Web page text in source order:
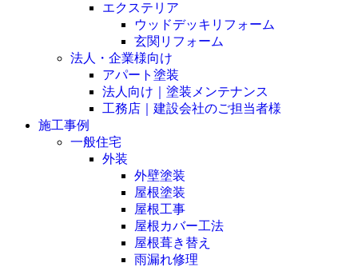
エクステリア
ウッドデッキリフォーム
玄関リフォーム
法人・企業様向け
アパート塗装
法人向け｜塗装メンテナンス
工務店｜建設会社のご担当者様
施工事例
一般住宅
外装
外壁塗装
屋根塗装
屋根工事
屋根カバー工法
屋根葺き替え
雨漏れ修理